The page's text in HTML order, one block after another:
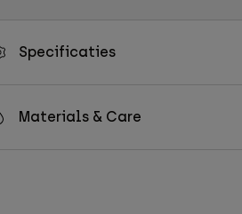
Specificaties
Materials & Care